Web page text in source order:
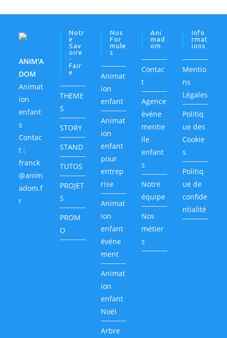
ANIM'A
DOM
Animat
ion
enfant
s
Contac
t :
franck
@anim
adom.f
r
Notr
E
Sav
Oire
-
Fair
E
THEME
S
STORY
STAND
TUTOS
PROJET
S
PROM
O
Nos
For
Mule
S
Animat
ion
enfant
Animat
ion
enfant
pour
entrep
rise
Animat
ion
enfant
événe
ment
Animat
ion
enfant
Noël
Arbre
Ani
Mad
Om
Contac
t
Agence
événe
mentie
lle
enfant
s
Notre
équipe
Nos
métier
s
Info
Rmat
Ions
Mentio
ns
Légales
Politiq
ue des
Cookie
s
Politiq
ue de
confide
ntialité